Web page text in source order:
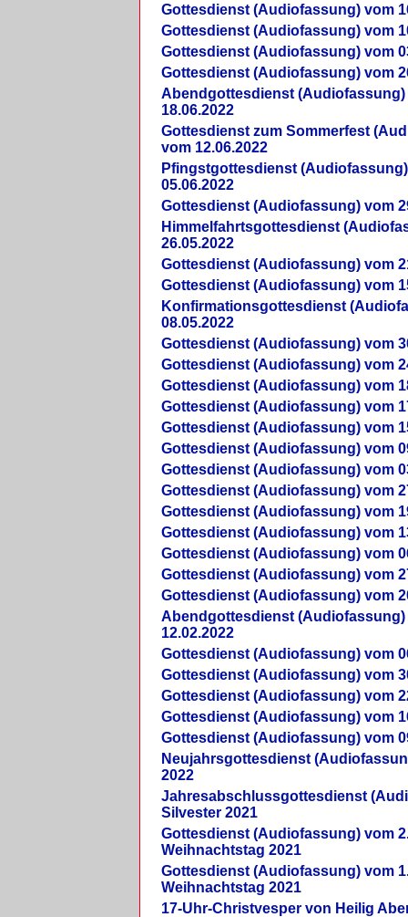
Gottesdienst (Audiofassung) vom
Gottesdienst (Audiofassung) vom
Gottesdienst (Audiofassung) vom
Gottesdienst (Audiofassung) vom
Abendgottesdienst (Audiofassung)
18.06.2022
Gottesdienst zum Sommerfest
vom 12.06.2022
Pfingstgottesdienst
05.06.2022
Gottesdienst (Audiofassung) vom
Himmelfahrtsgottesdienst
26.05.2022
Gottesdienst (Audiofassung) vom
Gottesdienst (Audiofassung) vom
Konfirmationsgottesdienst
08.05.2022
Gottesdienst (Audiofassung) vom
Gottesdienst (Audiofassung) vom
Gottesdienst (Audiofassung) vom
Gottesdienst (Audiofassung) vom
Gottesdienst (Audiofassung) vom
Gottesdienst (Audiofassung) vom
Gottesdienst (Audiofassung) vom
Gottesdienst (Audiofassung) vom
Gottesdienst (Audiofassung) vom
Gottesdienst (Audiofassung) vom
Gottesdienst (Audiofassung) vom
Gottesdienst (Audiofassung) vom
Gottesdienst (Audiofassung) vom
Abendgottesdienst (Audiofassung)
12.02.2022
Gottesdienst (Audiofassung) vom
Gottesdienst (Audiofassung) vom
Gottesdienst (Audiofassung) vom
Gottesdienst (Audiofassung) vom
Gottesdienst (Audiofassung) vom
Neujahrsgottesdienst
2022
Jahresabschlussgottesdienst
Silvester 2021
Gottesdienst (Audiofassung) vom
Weihnachtstag 2021
Gottesdienst (Audiofassung) vom
Weihnachtstag 2021
17-Uhr-Christvesper von Heilig